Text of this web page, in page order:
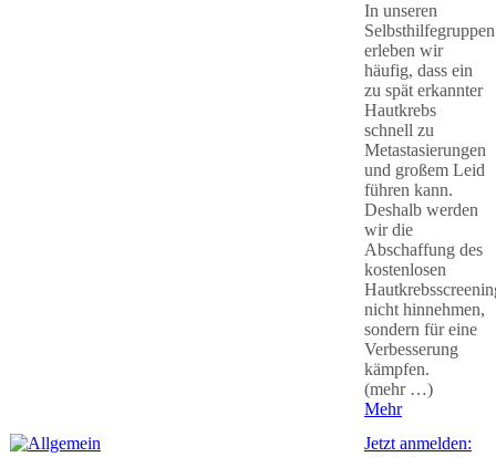
In unseren
Selbsthilfegruppen
erleben wir
häufig, dass ein
zu spät erkannter
Hautkrebs
schnell zu
Metastasierungen
und großem Leid
führen kann.
Deshalb werden
wir die
Abschaffung des
kostenlosen
nicht hinnehmen,
sondern für eine
Verbesserung
kämpfen.
(mehr …)
Mehr
Jetzt anmelden: